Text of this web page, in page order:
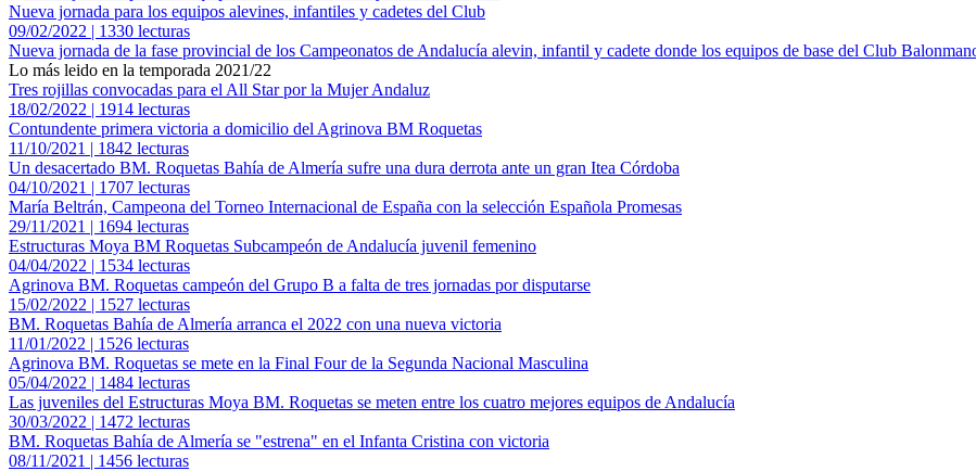
Nueva jornada para los equipos alevines, infantiles y cadetes del Club
09/02/2022 | 1330 lecturas
Nueva jornada de la fase provincial de los Campeonatos de Andalucía alevin, infantil y cadete donde los equipos de base del Club
Lo más leido en la temporada 2021/22
Tres rojillas convocadas para el All Star por la Mujer Andaluz
18/02/2022 | 1914 lecturas
Contundente primera victoria a domicilio del Agrinova BM Roquetas
11/10/2021 | 1842 lecturas
Un desacertado BM. Roquetas Bahía de Almería sufre una dura derrota ante un gran Itea Córdoba
04/10/2021 | 1707 lecturas
María Beltrán, Campeona del Torneo Internacional de España con la selección Española Promesas
29/11/2021 | 1694 lecturas
Estructuras Moya BM Roquetas Subcampeón de Andalucía juvenil femenino
04/04/2022 | 1534 lecturas
Agrinova BM. Roquetas campeón del Grupo B a falta de tres jornadas por disputarse
15/02/2022 | 1527 lecturas
BM. Roquetas Bahía de Almería arranca el 2022 con una nueva victoria
11/01/2022 | 1526 lecturas
Agrinova BM. Roquetas se mete en la Final Four de la Segunda Nacional Masculina
05/04/2022 | 1484 lecturas
Las juveniles del Estructuras Moya BM. Roquetas se meten entre los cuatro mejores equipos de Andalucía
30/03/2022 | 1472 lecturas
BM. Roquetas Bahía de Almería se "estrena" en el Infanta Cristina con victoria
08/11/2021 | 1456 lecturas